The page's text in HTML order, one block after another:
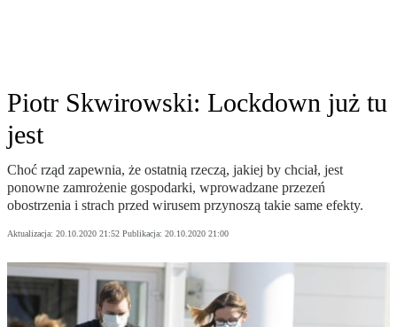
Piotr Skwirowski: Lockdown już tu
jest
Choć rząd zapewnia, że ostatnią rzeczą, jakiej by chciał, jest
ponowne zamrożenie gospodarki, wprowadzane przezeń
obostrzenia i strach przed wirusem przynoszą takie same efekty.
Aktualizacja: 20.10.2020 21:52 Publikacja: 20.10.2020 21:00